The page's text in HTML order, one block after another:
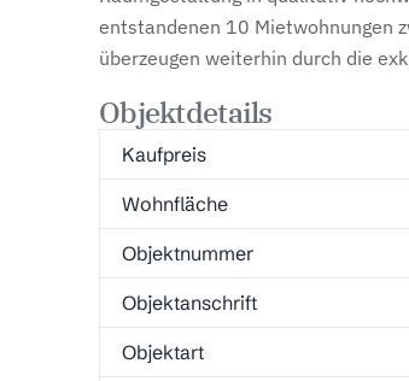
entstandenen 10 Mietwohnungen
überzeugen weiterhin durch die
Objektdetails
Kaufpreis
Wohnfläche
Objektnummer
Objektanschrift
Objektart